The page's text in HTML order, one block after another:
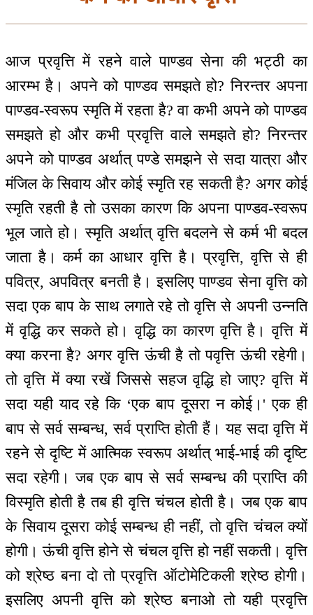
आज प्रवृत्ति में रहने वाले पाण्डव सेना की भट्ठी का
आरम्भ है। अपने को पाण्डव समझते हो? निरन्तर अपना
पाण्डव-स्वरूप स्मृति में रहता है? वा कभी अपने को पाण्डव
समझते हो और कभी प्रवृत्ति वाले समझते हो? निरन्तर
अपने को पाण्डव अर्थात् पण्डे समझने से सदा यात्रा और
मंजिल के सिवाय और कोई स्मृति रह सकती है? अगर कोई
स्मृति रहती है तो उसका कारण कि अपना पाण्डव-स्वरूप
भूल जाते हो। स्मृति अर्थात् वृत्ति बदलने से कर्म भी बदल
जाता है। कर्म का आधार वृत्ति है। प्रवृत्ति, वृत्ति से ही
पवित्र, अपवित्र बनती है। इसलिए पाण्डव सेना वृत्ति को
सदा एक बाप के साथ लगाते रहे तो वृत्ति से अपनी उन्नति
में वृद्धि कर सकते हो। वृद्धि का कारण वृत्ति है। वृत्ति में
क्या करना है? अगर वृत्ति ऊंची है तो पवृत्ति ऊंची रहेगी।
तो वृत्ति में क्या रखें जिससे सहज वृद्धि हो जाए? वृत्ति में
सदा यही याद रहे कि ‘एक बाप दूसरा न कोई।' एक ही
बाप से सर्व सम्बन्ध, सर्व प्राप्ति होती हैं। यह सदा वृत्ति में
रहने से दृष्टि में आत्मिक स्वरूप अर्थात् भाई-भाई की दृष्टि
सदा रहेगी। जब एक बाप से सर्व सम्बन्ध की प्राप्ति की
विस्मृति होती है तब ही वृत्ति चंचल होती है। जब एक बाप
के सिवाय दूसरा कोई सम्बन्ध ही नहीं, तो वृत्ति चंचल क्यों
होगी। ऊंची वृत्ति होने से चंचल वृत्ति हो नहीं सकती। वृत्ति
को श्रेष्ठ बना दो तो प्रवृत्ति ऑटोमेटिकली श्रेष्ठ होगी।
इसलिए अपनी वृत्ति को श्रेष्ठ बनाओ तो यही प्रवृत्ति